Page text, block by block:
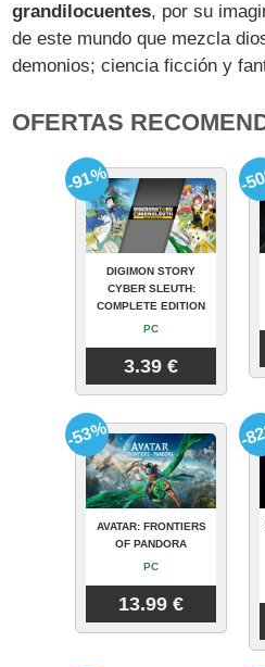
grandilocuentes, por su
de este mundo que mezcla
demonios; ciencia ficción y
OFERTAS
DIGIMON STORY
CYBER SLEUTH:
COMPLETE EDITION
PC
3.39 €
-91% -
AVATAR: FRONTIERS
OF PANDORA
PC
13.99 €
-53% -